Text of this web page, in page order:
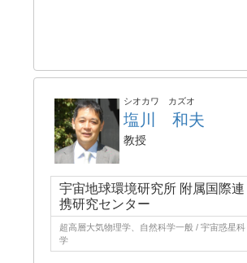
シオカワ カズオ
塩川 和夫
教授
宇宙地球環境研究所 附属国際連
携研究センター
超高層大気物理学、自然科学一般 / 宇宙惑星科
学